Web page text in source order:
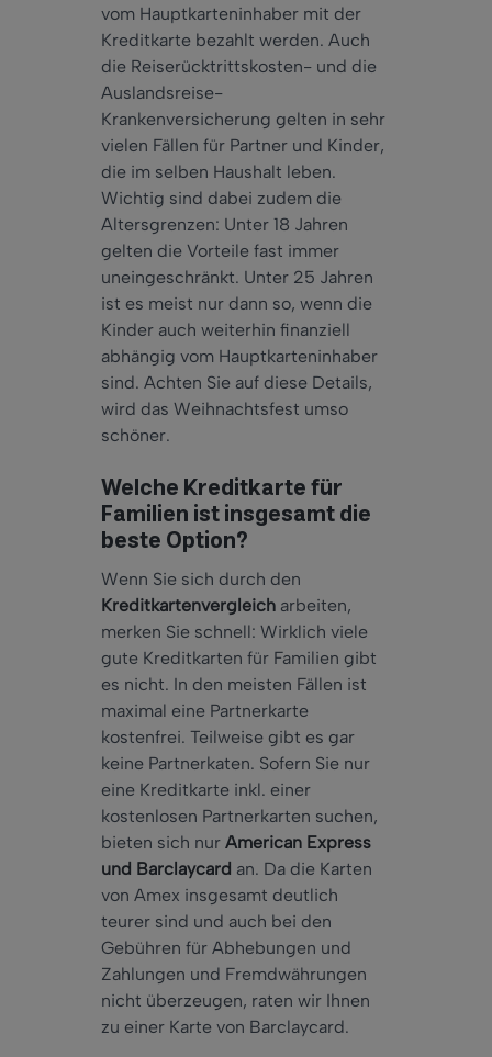
vom Hauptkarteninhaber mit der
Kreditkarte bezahlt werden. Auch
die Reiserücktrittskosten- und die
Auslandsreise-
Krankenversicherung gelten in sehr
vielen Fällen für Partner und Kinder,
die im selben Haushalt leben.
Wichtig sind dabei zudem die
Altersgrenzen: Unter 18 Jahren
gelten die Vorteile fast immer
uneingeschränkt. Unter 25 Jahren
ist es meist nur dann so, wenn die
Kinder auch weiterhin finanziell
abhängig vom Hauptkarteninhaber
sind. Achten Sie auf diese Details,
wird das Weihnachtsfest umso
schöner.
Welche Kreditkarte für
Familien ist insgesamt die
beste Option?
Wenn Sie sich durch den
Kreditkartenvergleich arbeiten,
merken Sie schnell: Wirklich viele
gute Kreditkarten für Familien gibt
es nicht. In den meisten Fällen ist
maximal eine Partnerkarte
kostenfrei. Teilweise gibt es gar
keine Partnerkaten. Sofern Sie nur
eine Kreditkarte inkl. einer
kostenlosen Partnerkarten suchen,
bieten sich nur American Express
und Barclaycard an. Da die Karten
von Amex insgesamt deutlich
teurer sind und auch bei den
Gebühren für Abhebungen und
Zahlungen und Fremdwährungen
nicht überzeugen, raten wir Ihnen
zu einer Karte von Barclaycard.